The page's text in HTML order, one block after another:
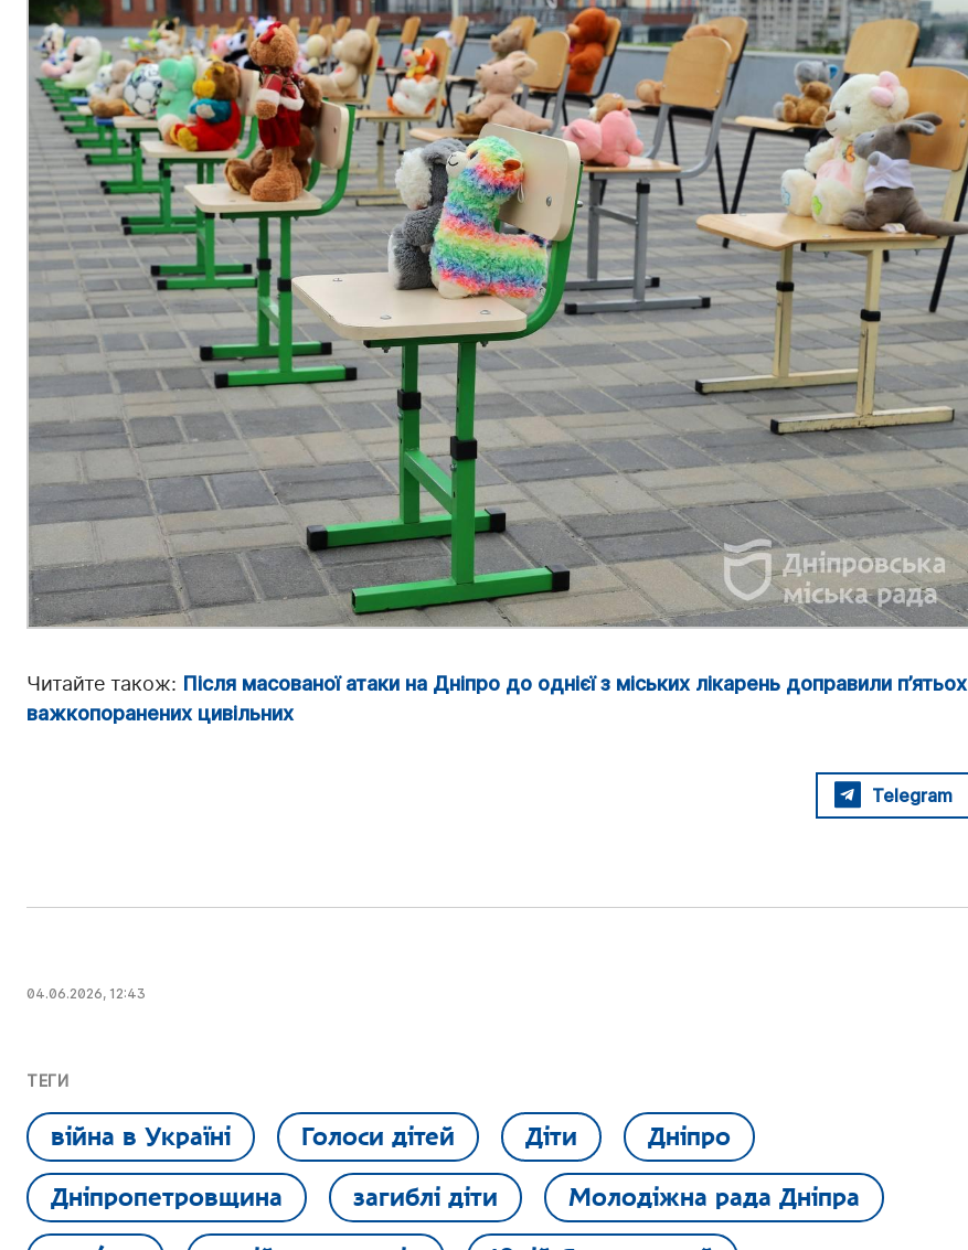
Читайте також: Після масованої атаки на Дніпро до однієї з міських лікарень доправили п’ятьох
важкопоранених цивільних
Telegram
04.06.2026, 12:43
ТЕГИ
війна в Україні Голоси дітей Діти Дніпро
Дніпропетровщина загиблі діти Молодіжна рада Дніпра